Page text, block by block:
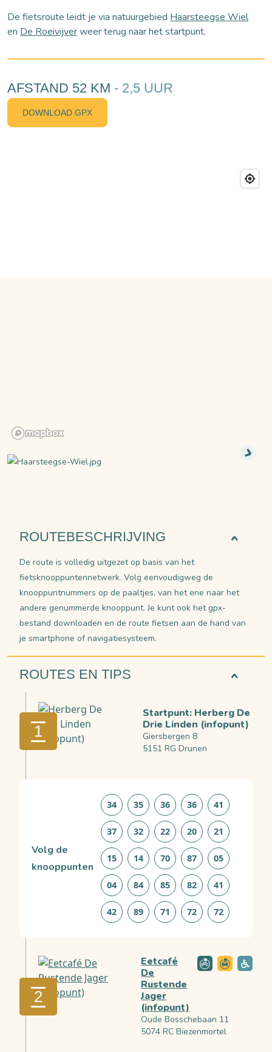
De fietsroute leidt je via natuurgebied Haarsteegse Wiel
en De Roeivijverweer terug naar het startpunt.
AFSTAND 52 KM - 2,5 UUR
DOWNLOAD GPX
ROUTEBESCHRIJVING
De route is volledig uitgezet op basis van het
fietsknooppuntennetwerk. Volg eenvoudigweg de
knooppuntnummers op de paaltjes, van het ene naar het
andere genummerde knooppunt. Je kunt ook het gpx-
bestand downloaden en de route fietsen aan de hand van
je smartphone of navigatiesysteem.
ROUTES EN TIPS
1
Startpunt: Herberg De
Drie Linden (infopunt)
Giersbergen 8
5151 RG Drunen
Volg de
knooppunten
34 35 36 36 41
37 32 22 20 21
15 14 70 87 05
04 84 85 82 41
42 89 71 72 72
2
Eetcafé
De
Rustende
Jager
(infopunt)
Oude Bosschebaan 11
5074 RC Biezenmortel